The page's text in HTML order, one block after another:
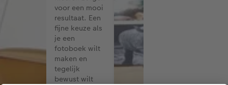
voor een mooi
resultaat. Een
fijne keuze als
je een
fotoboek wilt
maken en
tegelijk
bewust wilt